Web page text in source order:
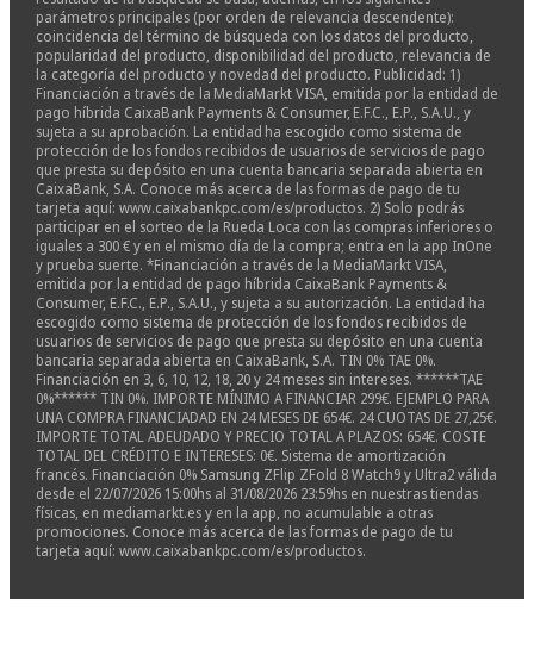
parámetros principales (por orden de relevancia descendente):
coincidencia del término de búsqueda con los datos del producto,
popularidad del producto, disponibilidad del producto, relevancia de
la categoría del producto y novedad del producto. Publicidad: 1)
Financiación a través de la MediaMarkt VISA, emitida por la entidad de
pago híbrida CaixaBank Payments & Consumer, E.F.C., E.P., S.A.U., y
sujeta a su aprobación. La entidad ha escogido como sistema de
protección de los fondos recibidos de usuarios de servicios de pago
que presta su depósito en una cuenta bancaria separada abierta en
CaixaBank, S.A. Conoce más acerca de las formas de pago de tu
tarjeta aquí: www.caixabankpc.com/es/productos. 2) Solo podrás
participar en el sorteo de la Rueda Loca con las compras inferiores o
iguales a 300 € y en el mismo día de la compra; entra en la app InOne
y prueba suerte. *Financiación a través de la MediaMarkt VISA,
emitida por la entidad de pago híbrida CaixaBank Payments &
Consumer, E.F.C., E.P., S.A.U., y sujeta a su autorización. La entidad ha
escogido como sistema de protección de los fondos recibidos de
usuarios de servicios de pago que presta su depósito en una cuenta
bancaria separada abierta en CaixaBank, S.A. TIN 0% TAE 0%.
Financiación en 3, 6, 10, 12, 18, 20 y 24 meses sin intereses. ******TAE
0%****** TIN 0%. IMPORTE MÍNIMO A FINANCIAR 299€. EJEMPLO PARA
UNA COMPRA FINANCIADAD EN 24 MESES DE 654€. 24 CUOTAS DE 27,25€.
IMPORTE TOTAL ADEUDADO Y PRECIO TOTAL A PLAZOS: 654€. COSTE
TOTAL DEL CRÉDITO E INTERESES: 0€. Sistema de amortización
francés. Financiación 0% Samsung ZFlip ZFold 8 Watch9 y Ultra2 válida
desde el 22/07/2026 15:00hs al 31/08/2026 23:59hs en nuestras tiendas
físicas, en mediamarkt.es y en la app, no acumulable a otras
promociones. Conoce más acerca de las formas de pago de tu
tarjeta aquí: www.caixabankpc.com/es/productos.